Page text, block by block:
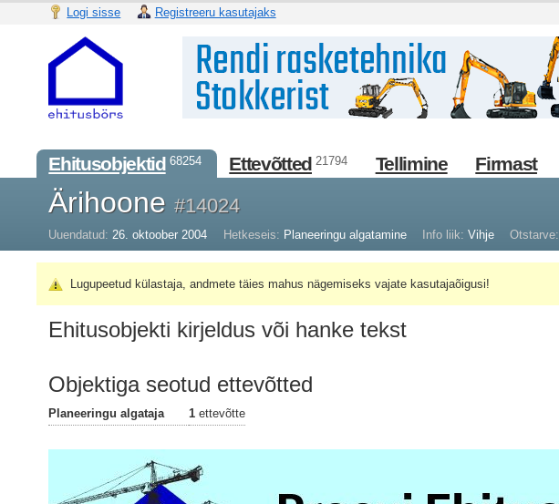
Logi sisse Registreeru kasutajaks
Ehitusobjektid 68254 Ettevõtted 21794 Tellimine Firmast
Ärihoone#14024
Uuendatud: 26. oktoober 2004 Hetkeseis: Planeeringu algatamine Info liik: Vihje Otstarve:
Lugupeetud külastaja, andmete täies mahus nägemiseks vajate kasutajaõigusi!
Ehitusobjekti kirjeldus või hanke tekst
Objektiga seotud ettevõtted
Planeeringu algataja 1 ettevõtte